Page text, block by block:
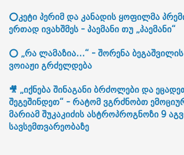
⭕კეტი პერიმ და კანადის ყოფილმა
ერთად ივახშმეს - პაემანი თუ „პაემანი“
⭕ „რა ლამაზია...“ - შორენა
ვოიაჟი გრძელდება
🎥 „იქნება შინაგანი ბრძოლები და
შეგეშინდეთ“ - რატომ ვგრძნობთ
მარიამ შუკაკიძის ასტროპროგნოზი 9
სავსემთვარეობაზე